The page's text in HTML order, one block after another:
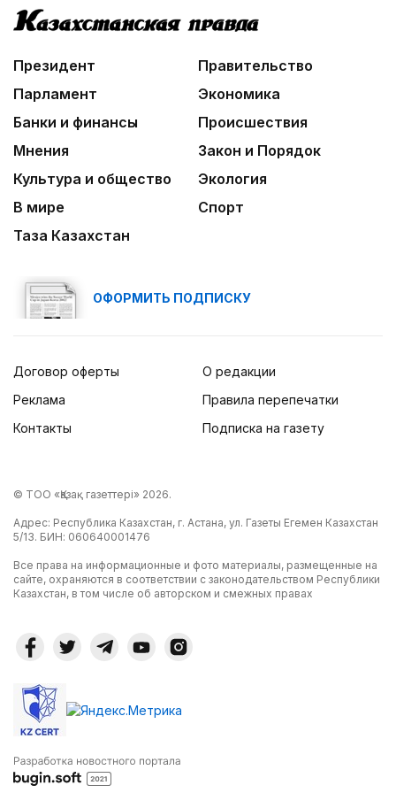
Нужен ли бумажный документ?
Идет по городу трамвай
Президент
Правительство
Парламент
Экономика
Банки и финансы
Происшествия
Мнения
Закон и Порядок
Культура и общество
Экология
В мире
Спорт
Таза Казахстан
ОФОРМИТЬ ПОДПИСКУ
Договор оферты
Реклама
Контакты
О редакции
Правила перепечатки
Подписка на газету
© ТОО «Қазақ газеттері» 2026.
Адрес: Республика Казахстан, г. Астана, ул. Газеты Егемен Казахстан
5/13. БИН: 060640001476
Все права на информационные и фото материалы, размещенные на
сайте, охраняются в соответствии с законодательством Республики
Казахстан, в том числе об авторском и смежных правах